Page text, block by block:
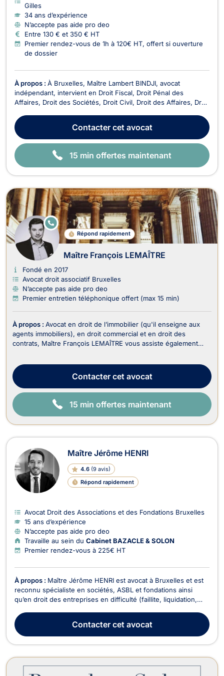
Gilles
34 ans d’expérience
N’accepte pas aide pro deo
Entre 130 € et 350 € HT
Premier rendez-vous de 1h à 120€ HT, offert si ouverture
de dossier
À propos : À Bruxelles, Maître Lambert BINDJI, avocat
indépendant, intervient en Droit Fiscal, Droit Pénal des
Affaires, Droit des Sociétés, Droit Civil, Droit des Affaires, Droit
Associations et des Fondations et Droit Économique. Avocat
spécialisé en droit fiscal, il met so...
Contactercet avocat
15 min offertes maintenant
Répond rapidement
E
N
G
N
E
Maître François LEMAÎTRE
Fondé en 2017
Avocat droit associatif Bruxelles
N’accepte pas aide pro deo
Premier entretien téléphonique offert (max 15 min)
À propos : Avocat en droit de l’immobilier (qu'il enseigne aux
agents immobiliers), en droit commercial et en droit des
contrats, Maître François LEMAÎTRE vous assiste également
matière de baux portant sur...
Contactercet avocat
15 min offertes maintenant
Maître Jérôme HENRI
4.6 (9 avis)
Répond rapidement
Avocat Droit des Associations et des Fondations Bruxelles
15 ans d’expérience
N’accepte pas aide pro deo
Travaille au sein du Cabinet BAZACLE & SOLON
Premier rendez-vous à 225€ HT
À propos : Maître Jérôme HENRI est avocat à Bruxelles et est
reconnu spécialiste en sociétés, ASBL et fondations ainsi
qu’en droit des entreprises en difficulté (faillite, liquidation,
grande expertise en matière de responsabilité des
administrateurs de sociétés, ASBL et fondat...
Contactercet avocat